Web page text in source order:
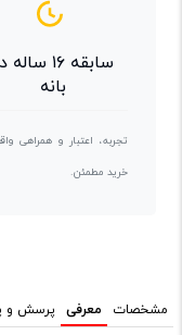
سابقه ۱۶ ساله
بانه
تجربه، اعتبار و همراهی
خرید مطمئن.
مشخصات معرفی پرسش و